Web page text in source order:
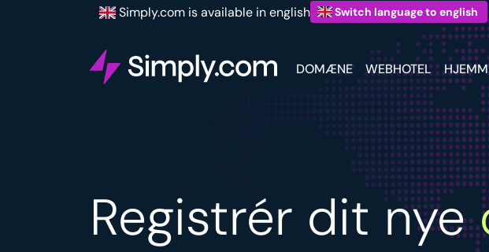
Simply.com is available in english Switch language to english
DOMÆNE WEBHOTEL
Registrér dit nye